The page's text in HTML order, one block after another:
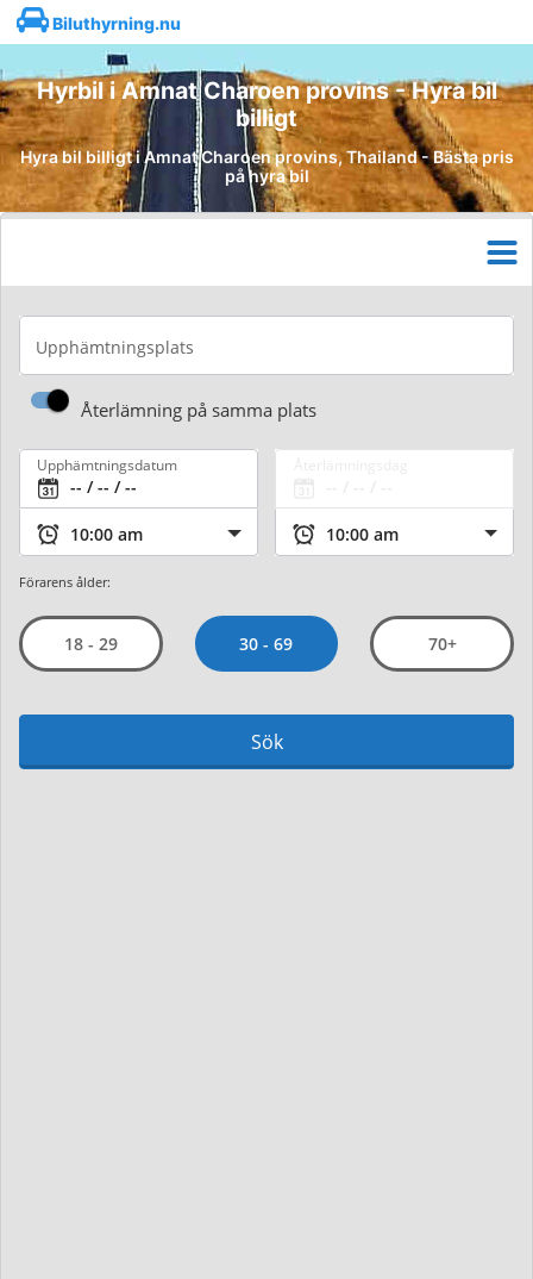
Biluthyrning.nu
Hyrbil i Amnat Charoen provins - Hyra bil
billigt
Hyra bil billigt i Amnat Charoen provins, Thailand - Bästa pris
på hyra bil
Upphämtningsplats
Återlämning på samma plats
Upphämtningsdatum
Förarens ålder:
18 - 29 30 - 69 70+
Sök